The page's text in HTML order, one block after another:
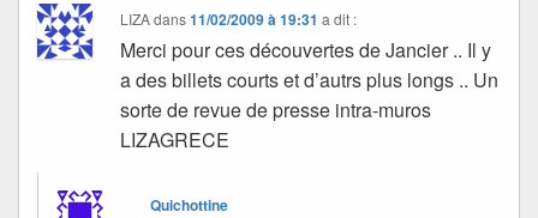
LIZAdans11/02/2009 à 19:31 a dit :
Merci pour ces découvertes de Jancier .. Il y
a des billets courts et d’autrs plus longs .. Un
sorte de revue de presse intra-muros
LIZAGRECE
Quichottine